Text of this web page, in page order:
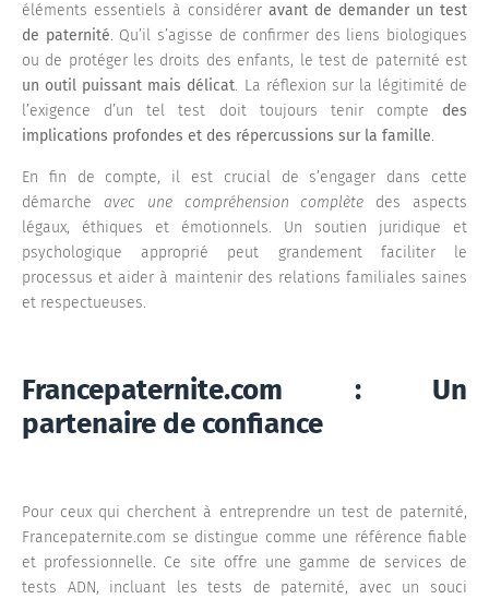
éléments essentiels à considérer avant de demander un test
de paternité. Qu’il s’agisse de confirmer des liens biologiques
ou de protéger les droits des enfants, le test de paternité est
un outil puissant mais délicat. La réflexion sur la légitimité de
l’exigence d’un tel test doit toujours tenir compte des
implications profondes et des répercussions sur la famille.
En fin de compte, il est crucial de s’engager dans cette
démarche avec une compréhension complète des aspects
légaux, éthiques et émotionnels. Un soutien juridique et
psychologique approprié peut grandement faciliter le
processus et aider à maintenir des relations familiales saines
et respectueuses.
Francepaternite.com : Un
partenaire de confiance
Pour ceux qui cherchent à entreprendre un test de paternité,
Francepaternite.com se distingue comme une référence fiable
et professionnelle. Ce site offre une gamme de services de
tests ADN, incluant les tests de paternité, avec un souci